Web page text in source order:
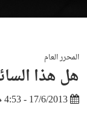
المحرر العام
هل هذا
17/6/2013 - 4:53 م